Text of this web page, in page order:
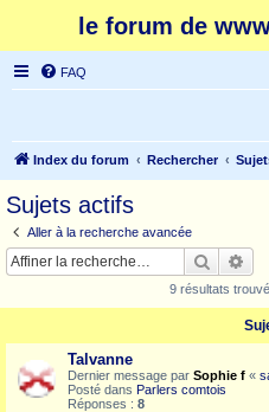
le forum de
FAQ
Index du forum Rechercher
Sujets actifs
Aller à la recherche avancée
9 résultats
Talvanne
Dernier message par Sophie f «
Posté dans Parlers comtois
Réponses : 8